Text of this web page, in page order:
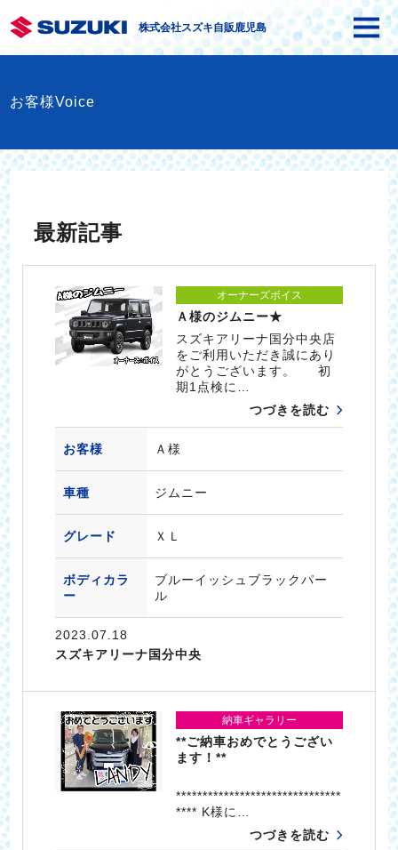
株式会社スズキ自販鹿児島
お客様Voice
最新記事
オーナーズボイス
Ａ様のジムニー★
スズキアリーナ国分中央店
をご利用いただき誠にあり
がとうございます。 初
期1点検に…
つづきを読む
お客様 Ａ様
車種 ジムニー
グレード ＸＬ
ボディカラ
ー
ブルーイッシュブラックパー
ル
2023.07.18
スズキアリーナ国分中央
納車ギャラリー
**ご納車おめでとうござい
ます！**
*******************************
**** K様に…
つづきを読む